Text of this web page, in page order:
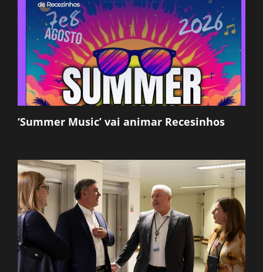
‘Summer Music’ vai animar Recesinhos